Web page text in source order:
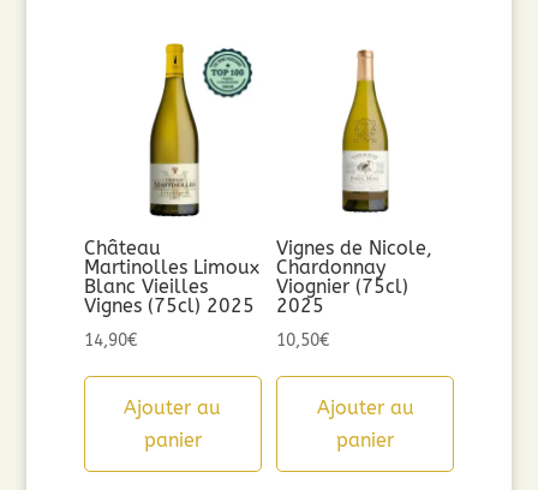
Château
Martinolles Limoux
Blanc Vieilles
Vignes (75cl) 2025
14,90€
Ajouter au
panier
Vignes de Nicole,
Chardonnay
Viognier (75cl)
2025
10,50€
Ajouter au
panier